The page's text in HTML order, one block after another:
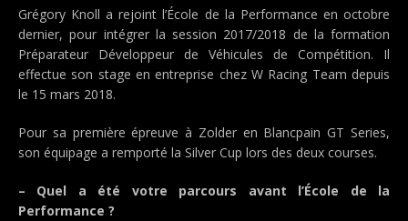
Grégory Knoll a rejoint l’École de la Performance en octobre
dernier, pour intégrer la session 2017/2018 de la formation
Préparateur Développeur de Véhicules de Compétition. Il
effectue son stage en entreprise chez W Racing Team depuis
le 15 mars 2018.
Pour sa première épreuve à Zolder en Blancpain GT Series,
son équipage a remporté la Silver Cup lors des deux courses.
– Quel a été votre parcours avant l’École de la
Performance ?